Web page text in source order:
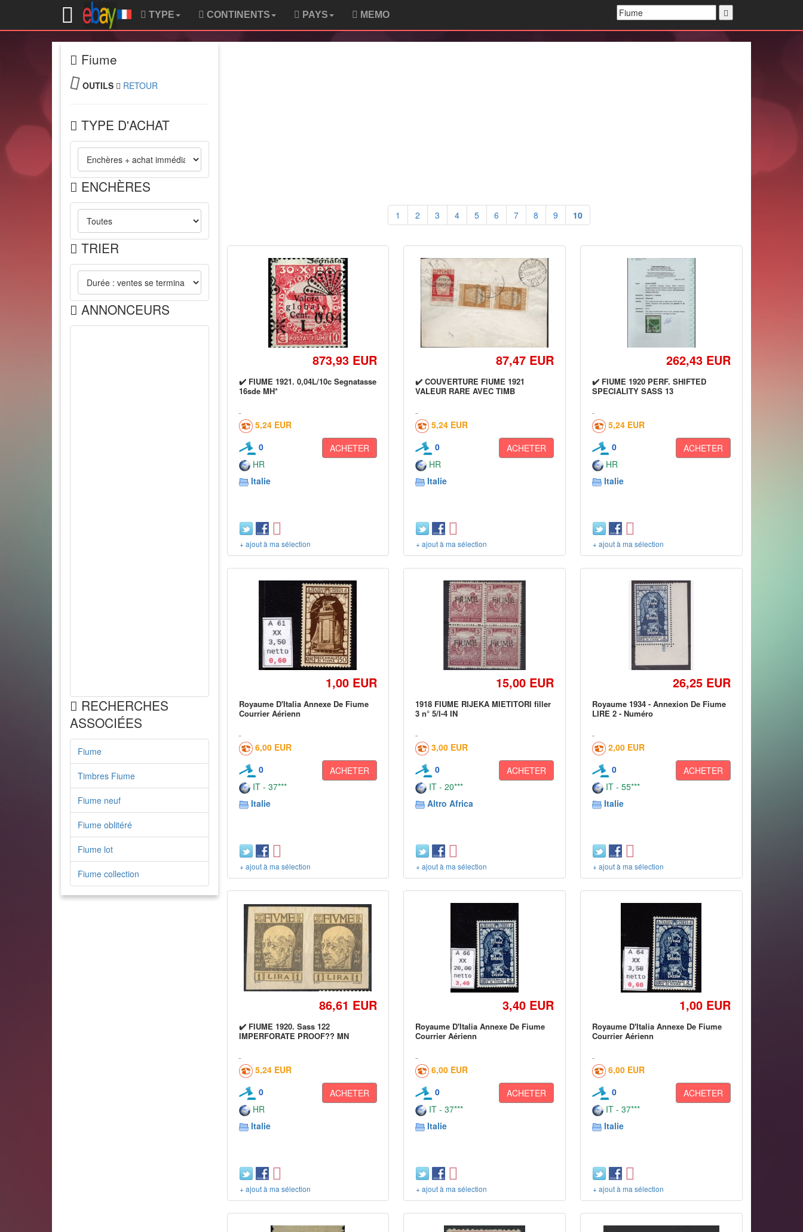
TYPE CONTINENTS PAYS MEMO
Fiume
OUTILS RETOUR
TYPE D'ACHAT
ENCHÈRES
TRIER
ANNONCEURS
RECHERCHES
ASSOCIÉES
Fiume
Timbres Fiume
Fiume neuf
Fiume oblitéré
Fiume lot
Fiume collection
1 2 3 4 5 6 7 8 9 10
873,93 EUR
✔️ FIUME 1921. 0,04L/10c Segnatasse
16sde MH*
5,24 EUR
0
ACHETER
HR
Italie
+ ajout à ma sélection
87,47 EUR
✔️ COUVERTURE FIUME 1921
VALEUR RARE AVEC TIMB
5,24 EUR
0
ACHETER
HR
Italie
+ ajout à ma sélection
262,43 EUR
✔️ FIUME 1920 PERF. SHIFTED
SPECIALITY SASS 13
5,24 EUR
0
ACHETER
HR
Italie
+ ajout à ma sélection
1,00 EUR
Royaume D'Italia Annexe De Fiume
Courrier Aérienn
6,00 EUR
0
ACHETER
IT - 37***
Italie
+ ajout à ma sélection
15,00 EUR
1918 FIUME RIJEKA MIETITORI filler
3 n° 5/I-4 IN
3,00 EUR
0
ACHETER
IT - 20***
Altro Africa
+ ajout à ma sélection
26,25 EUR
Royaume 1934 - Annexion De Fiume
LIRE 2 - Numéro
2,00 EUR
0
ACHETER
IT - 55***
Italie
+ ajout à ma sélection
86,61 EUR
✔️ FIUME 1920. Sass 122
IMPERFORATE PROOF?? MN
5,24 EUR
0
ACHETER
HR
Italie
+ ajout à ma sélection
3,40 EUR
Royaume D'Italia Annexe De Fiume
Courrier Aérienn
6,00 EUR
0
ACHETER
IT - 37***
Italie
+ ajout à ma sélection
1,00 EUR
Royaume D'Italia Annexe De Fiume
Courrier Aérienn
6,00 EUR
0
ACHETER
IT - 37***
Italie
+ ajout à ma sélection